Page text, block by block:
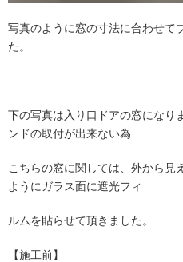
写真のように窓の寸法に合わせて
た。
下の写真は入り口ドアの窓になり
ンドの取付が出来ない為
こちらの窓に関しては、外から見
ようにガラス面に遮光フィ
ルムを貼らせて頂きました。
【施工前】